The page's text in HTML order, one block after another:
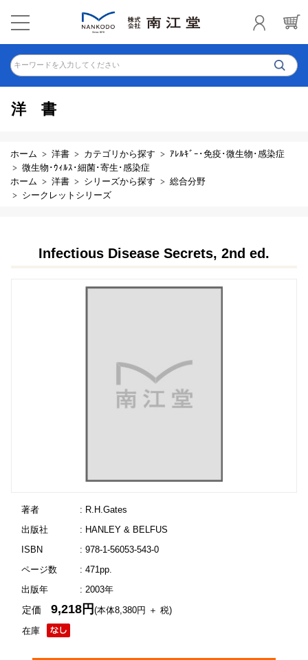
キーワードを入力してください
洋書
ホーム 洋書 カテゴリから探す
ｱﾚﾙｷﾞｰ･免疫･微生物･感染症
微生物･ｳｨﾙｽ･細菌･寄生･感染症
ホーム
洋書 シリーズから探す
総合分野
シークレットシリーズ
Infectious Disease Secrets, 2nd ed.
著者
: R.H.Gates
出版社
: HANLEY & BELFUS
ISBN
: 978-1-56053-543-0
ページ数
: 471pp.
出版年
: 2003年
在庫
定価9,218円(本体8,380円 ＋ 税)